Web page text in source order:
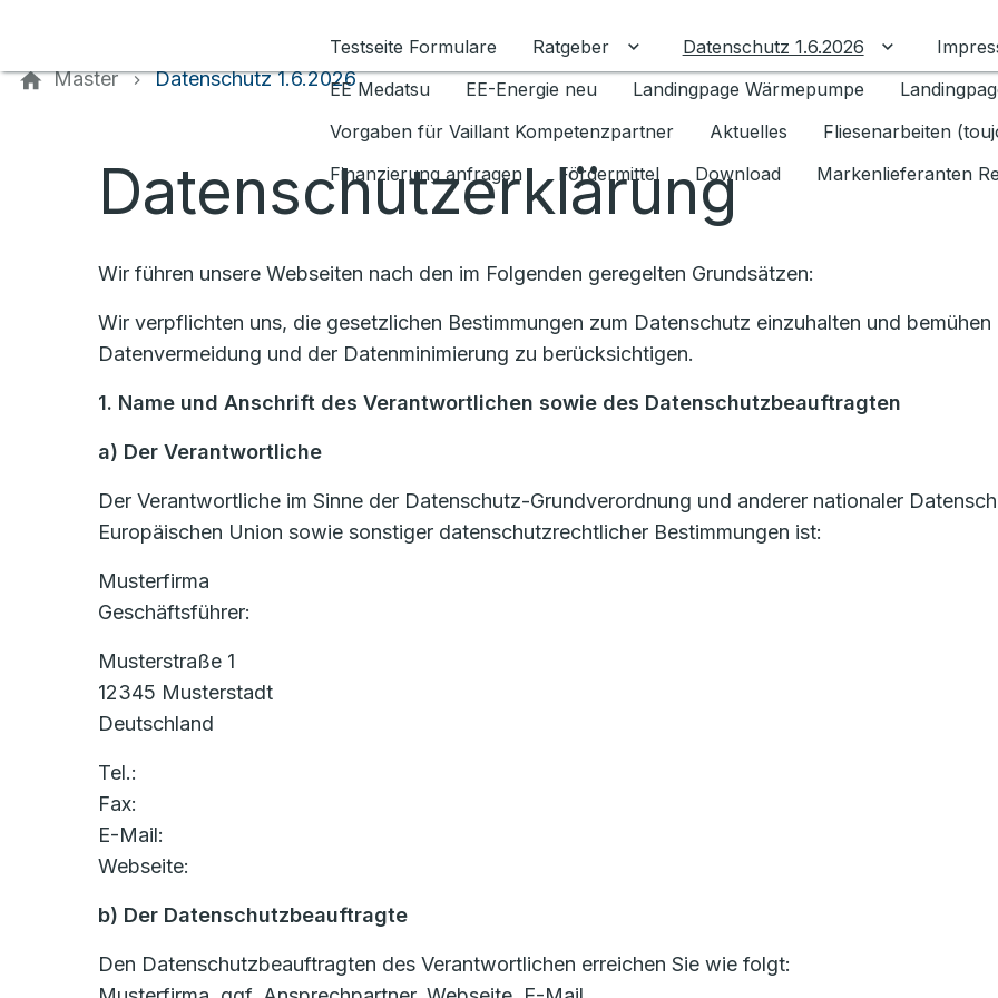
Testseite Formulare
Ratgeber Untermenü für Ratgeber umschalten
Datenschutz 1.6.2026 Untermenü
EE Medatsu
EE-Energie neu Landingpage Wärmepumpe
Vorgaben für Vaillant Kompetenzpartner
Aktuelles Fliesenarbeiten
Finanzierung anfragen
Fördermittel Download Markenlieferanten
Master Datenschutz 1.6.2026
Datenschutzerklärung
Wir führen unsere Webseiten nach den im Folgenden geregelten Grundsätzen:
Wir verpflichten uns, die gesetzlichen Bestimmungen zum Datenschutz einzuhalten und
Datenvermeidung und der Datenminimierung zu berücksichtigen.
1. Name und Anschrift des Verantwortlichen sowie des Datenschutzbeauftragten
a) Der Verantwortliche
Der Verantwortliche im Sinne der Datenschutz-Grundverordnung und anderer nationaler
Europäischen Union sowie sonstiger datenschutzrechtlicher Bestimmungen ist:
Musterfirma
Geschäftsführer:
Musterstraße 1
12345 Musterstadt
Deutschland
Tel.:
Fax:
E-Mail:
Webseite:
b) Der Datenschutzbeauftragte
Den Datenschutzbeauftragten des Verantwortlichen erreichen Sie wie folgt: